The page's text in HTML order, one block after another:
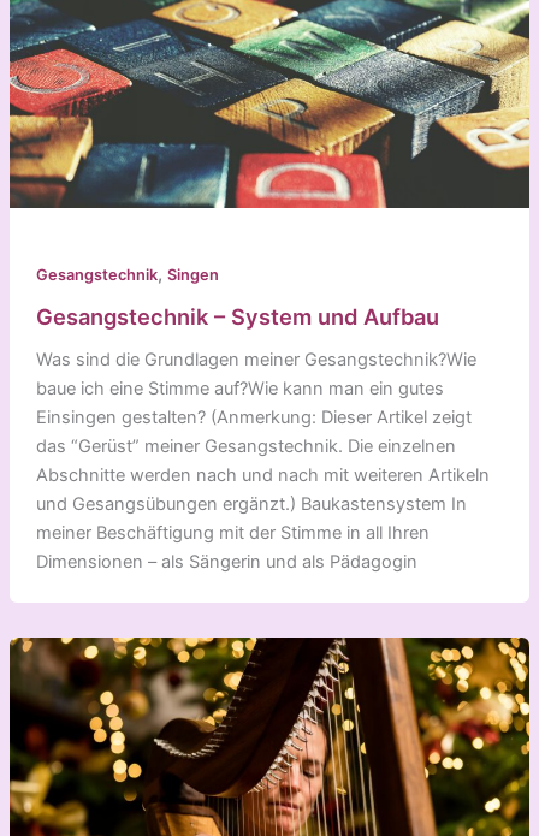
Gesangstechnik, Singen
Gesangstechnik – System und Aufbau
Was sind die Grundlagen meiner Gesangstechnik?Wie
baue ich eine Stimme auf?Wie kann man ein gutes
Einsingen gestalten? (Anmerkung: Dieser Artikel zeigt
das “Gerüst” meiner Gesangstechnik. Die einzelnen
Abschnitte werden nach und nach mit weiteren Artikeln
und Gesangsübungen ergänzt.) Baukastensystem In
meiner Beschäftigung mit der Stimme in all Ihren
Dimensionen – als Sängerin und als Pädagogin